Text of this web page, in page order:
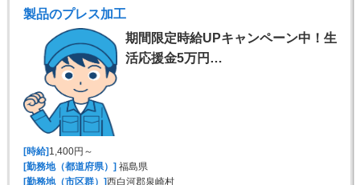
製品のプレス加工
期間限定時給UPキャンペーン中！生
活応援金5万円…
[時給] 1,400円～
[勤務地（都道府県）] 福島県
[勤務地（市区群）]西白河郡泉崎村